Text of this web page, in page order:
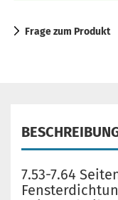
Frage zum Produkt
7.53-7.64